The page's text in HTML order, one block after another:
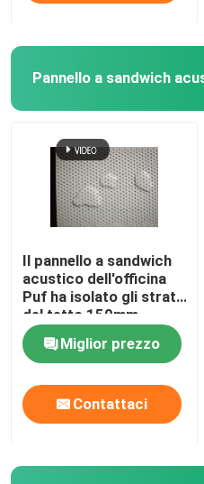
Pannello a sandwich
Il pannello a sandwich
acustico dell'officina
Puf ha isolato gli strati
del tetto 150mm
Miglior prezzo
Contattaci